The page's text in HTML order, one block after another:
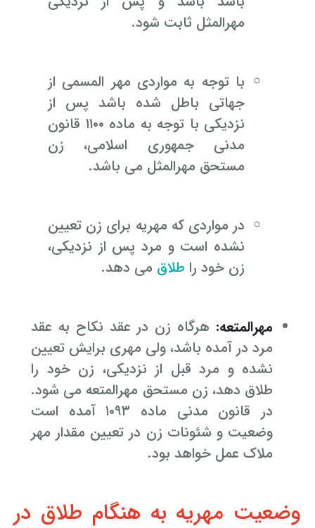
مهرالمثل ثابت شود.
با توجه به مواردی مهر المسمی از
جهاتی باطل شده باشد پس از
نزدیکی با توجه به ماده ۱۱۰۰ قانون
مدنی جمهوری اسلامی، زن
مستحق مهرالمثل می باشد.
در مواردی که مهریه برای زن تعیین
نشده است و مرد پس از نزدیکی،
زن خود را طلاق می دهد.
مهرالمتعه: هرگاه زن در عقد نکاح به عقد
مرد در آمده باشد، ولی مهری برایش تعیین
نشده و مرد قبل از نزدیکی، زن خود را
طلاق دهد، زن مستحق مهرالمتعه می شود.
در قانون مدنی ماده ۱۰۹۳ آمده است
وضعیت و شئونات زن در تعیین مقدار مهر
ملاک عمل خواهد بود.
وضعیت مهریه به هنگام طلاق در